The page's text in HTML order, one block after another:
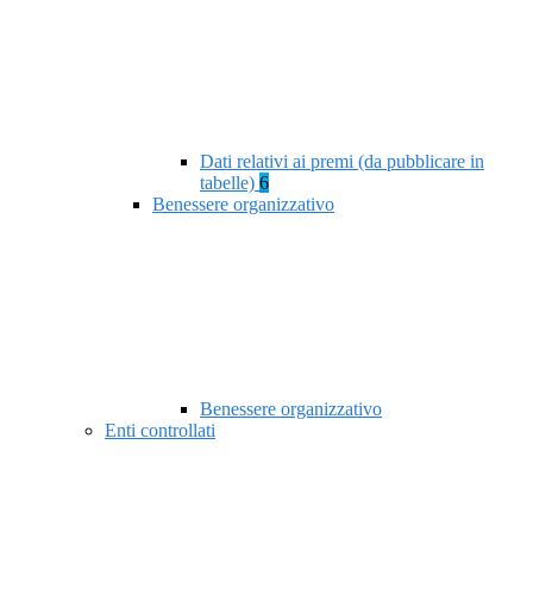
Dati relativi ai premi (da pubblicare in
tabelle) 6
Benessere organizzativo
Benessere organizzativo
Enti controllati